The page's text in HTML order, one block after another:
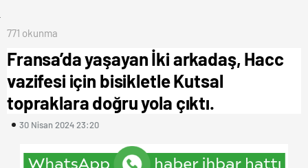
771 okunma
Fransa’da yaşayan İki arkadaş, Hacc
vazifesi için bisikletle Kutsal
topraklara doğru yola çıktı.
30 Nisan 2024 23:20